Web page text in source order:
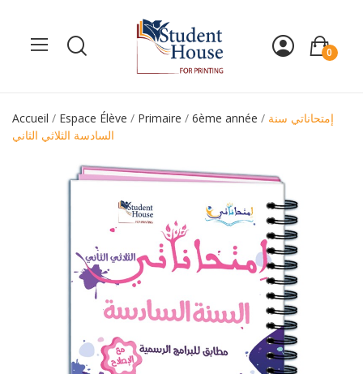
0
Accueil Espace Élève Primaire 6ème année
إمتحاناتي سنة
السادسة الثلاثي الثاني